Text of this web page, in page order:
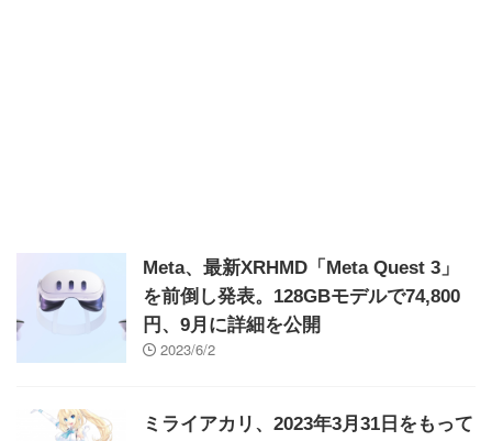
Meta、最新XRHMD「Meta Quest 3」
を前倒し発表。128GBモデルで74,800
円、9月に詳細を公開
2023/6/2
ミライアカリ、2023年3月31日をもって